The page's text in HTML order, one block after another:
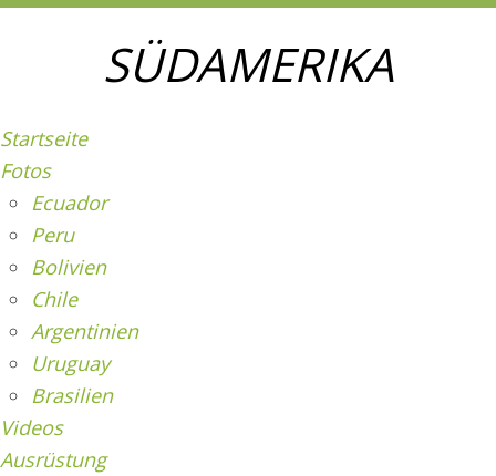
SÜDAMERIKA
Startseite
Fotos
Ecuador
Peru
Bolivien
Chile
Argentinien
Uruguay
Brasilien
Videos
Ausrüstung